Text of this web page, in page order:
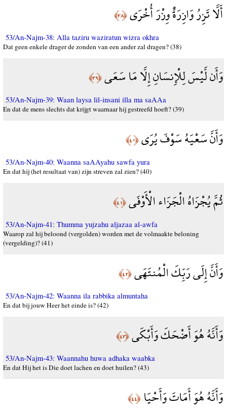
أَلَّا تَزِرُ وَازِرَةٌ وِزْرَ أُخْرَى﴿٣٨﴾
53/An-Najm-38: Alla taziru waziratun wizra okhra
Dat geen enkele drager de zonden van een ander zal dragen? (38)
وَأَن لَّيْسَ لِلْإِنسَانِ إِلَّا مَا سَعَى﴿٣٩﴾
53/An-Najm-39: Waan laysa lil-insani illa ma saAAa
En dat de mens slechts dat krijgt waarnaar hij gestreefd hoeft? (39)
وَأَنَّ سَعْيَهُ سَوْفَ يُرَى﴿٤٠﴾
53/An-Najm-40: Waanna saAAyahu sawfa yura
En dat hij (het resultaat van) zijn streven zal zien? (40)
ثُمَّ يُجْزَاهُ الْجَزَاء الْأَوْفَى﴿٤١﴾
53/An-Najm-41: Thumma yujzahu aljazaa al-awfa
Waarop zal hij beloond (vergolden) worden met de volmaakte beloning
(vergelding)? (41)
وَأَنَّ إِلَى رَبِّكَ الْمُنتَهَى﴿٤٢﴾
53/An-Najm-42: Waanna ila rabbika almuntaha
En dat bij jouw Heer het einde is? (42)
وَأَنَّهُ هُوَ أَضْحَكَ وَأَبْكَى﴿٤٣﴾
53/An-Najm-43: Waannahu huwa adhaka waabka
En dat Hij het is Die doet lachen en doet huilen? (43)
وَأَنَّهُ هُوَ أَمَاتَ وَأَحْيَا﴿٤٤﴾